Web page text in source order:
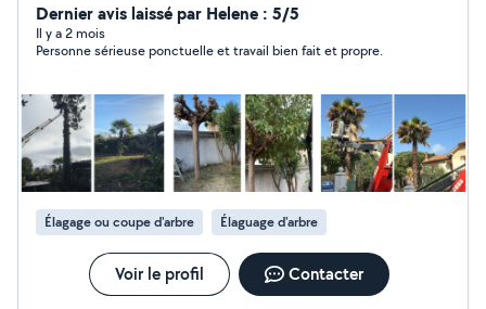
nacelle
Dernier avis laissé par Helene : 5/5
Il y a 2 mois
Personne sérieuse ponctuelle et travail bien fait et propre.
Élagage ou coupe d'arbre Élaguage d'arbre
Voir le profil Contacter